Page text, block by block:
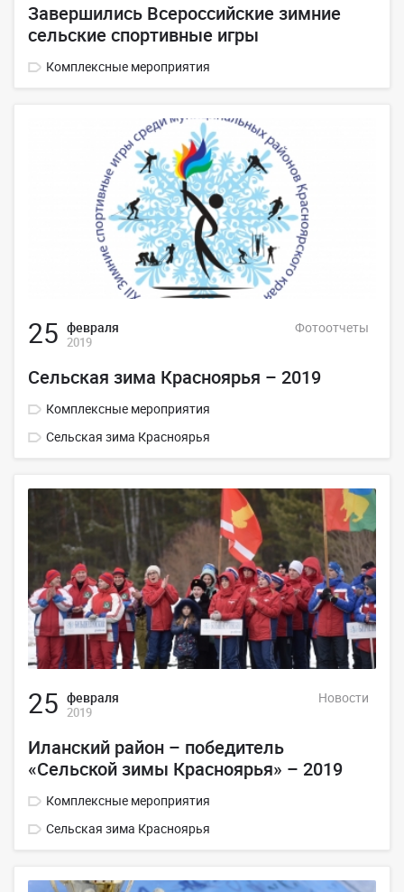
Завершились Всероссийские зимние
сельские спортивные игры
Комплексные мероприятия
25 февраля
2019
Фотоотчеты
Сельская зима Красноярья – 2019
Комплексные мероприятия
Сельская зима Красноярья
25 февраля
2019
Новости
Иланский район – победитель
«Сельской зимы Красноярья» – 2019
Комплексные мероприятия
Сельская зима Красноярья